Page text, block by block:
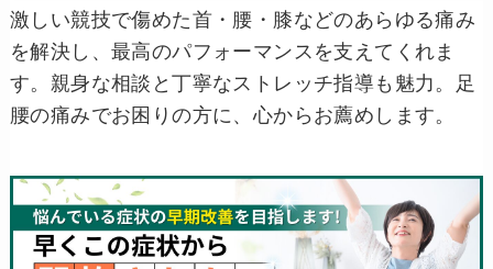
激しい競技で傷めた首・腰・膝などのあらゆる痛み
を解決し、最高のパフォーマンスを支えてくれま
す。親身な相談と丁寧なストレッチ指導も魅力。足
腰の痛みでお困りの方に、心からお薦めします。